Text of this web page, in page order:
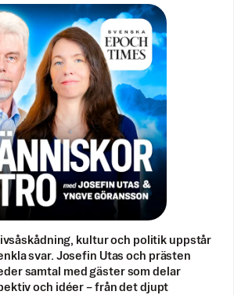
kultur och politik uppstår
svar. Josefin Utas och prästen
samtal med gäster som delar
och idéer – från det djupt